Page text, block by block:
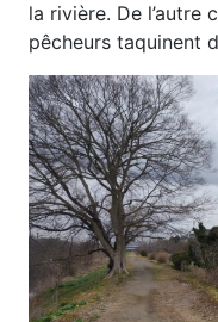
la rivière. De l’autre
pêcheurs taquinent